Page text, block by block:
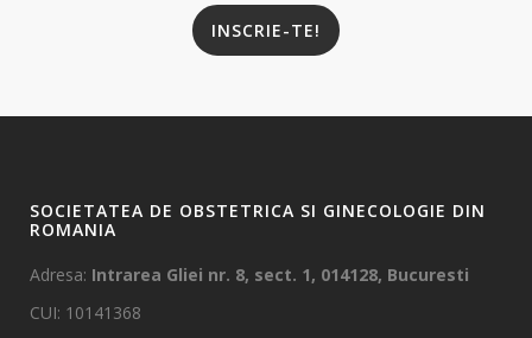
INSCRIE-TE!
SOCIETATEA DE OBSTETRICA SI GINECOLOGIE DIN
ROMANIA
Adresa: Intrarea Gliei nr. 8, sect. 1, 014128, Bucuresti
CUI: 10141368